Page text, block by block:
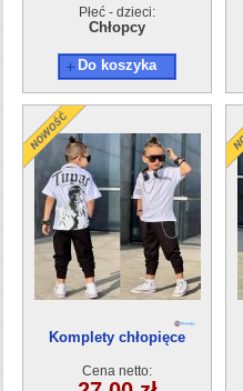
Płeć - dzieci:
Chłopcy
Do koszyka
Komplety chłopięce
Cena netto: